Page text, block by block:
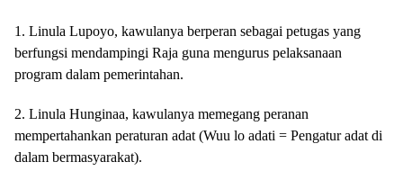
1. Linula Lupoyo, kawulanya berperan sebagai petugas yang
berfungsi mendampingi Raja guna mengurus pelaksanaan
program dalam pemerintahan.
2. Linula Hunginaa, kawulanya memegang peranan
mempertahankan peraturan adat (Wuu lo adati = Pengatur adat di
dalam bermasyarakat).